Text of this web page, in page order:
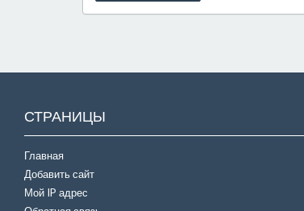
СТРАНИЦЫ
Главная
Добавить сайт
Мой IP адрес